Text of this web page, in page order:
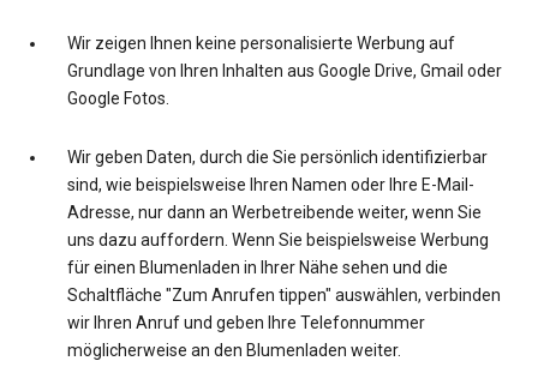
Wir zeigen Ihnen keine personalisierte Werbung auf
Grundlage von Ihren Inhalten aus Google Drive, Gmail oder
Google Fotos.
Wir geben Daten, durch die Sie persönlich identifizierbar
sind, wie beispielsweise Ihren Namen oder Ihre E-Mail-
Adresse, nur dann an Werbetreibende weiter, wenn Sie
uns dazu auffordern. Wenn Sie beispielsweise Werbung
für einen Blumenladen in Ihrer Nähe sehen und die
Schaltfläche "Zum Anrufen tippen" auswählen, verbinden
wir Ihren Anruf und geben Ihre Telefonnummer
möglicherweise an den Blumenladen weiter.